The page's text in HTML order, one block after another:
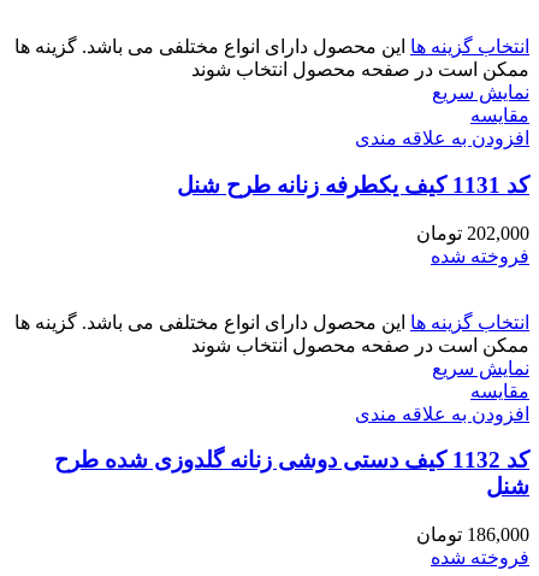
انتخاب گزینه ها این محصول دارای انواع مختلفی می باشد. گزینه ها
ممکن است در صفحه محصول انتخاب شوند
نمایش سریع
مقايسه
افزودن به علاقه مندی
کد 1131 کیف یکطرفه زنانه طرح شنل
202,000 تومان
فروخته شده
انتخاب گزینه ها این محصول دارای انواع مختلفی می باشد. گزینه ها
ممکن است در صفحه محصول انتخاب شوند
نمایش سریع
مقايسه
افزودن به علاقه مندی
کد 1132 کیف دستی دوشی زنانه گلدوزی شده طرح
شنل
186,000 تومان
فروخته شده